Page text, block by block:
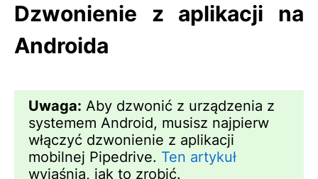
Dzwonienie z aplikacji na
Androida
Uwaga: Aby dzwonić z urządzenia z
systemem Android, musisz najpierw
włączyć dzwonienie z aplikacji
mobilnej Pipedrive. Ten artykuł
wyjaśnia, jak to zrobić.